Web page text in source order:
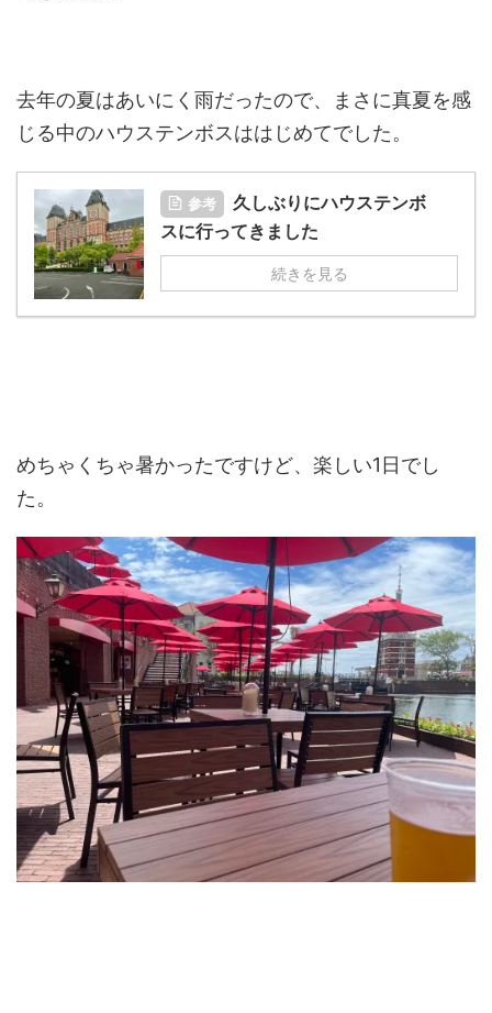
去年の夏はあいにく雨だったので、まさに真夏を感
じる中のハウステンボスははじめてでした。
参考
久しぶりにハウステンボ
スに行ってきました
続きを見る
めちゃくちゃ暑かったですけど、楽しい1日でし
た。